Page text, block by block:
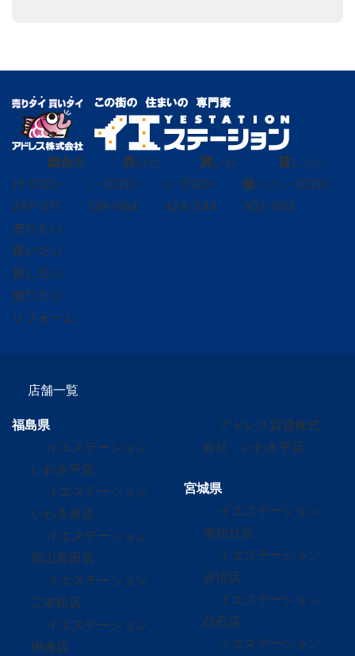
総合受
付 0120-
297-011
売りた
い 0120-
139-664
買いた
い 0120-
424-544
貸し たい
借り たい 0120-
302-563
売りたい
買いたい
貸したい
借りたい
リフォーム
店舗一覧
福島県
イエステーション
いわき平店
イエステーション
いわき泉店
イエステーション
郡山富田店
イエステーション
二本松店
イエステーション
伊達店
アドレス賃貸株式
会社 いわき平店
宮城県
イエステーション
南仙台店
イエステーション
岩沼店
イエステーション
白石店
イエステーション